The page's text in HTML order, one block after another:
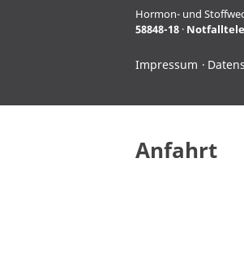
Hormon- und
58848-18 ·
Impressum
Anfahrt